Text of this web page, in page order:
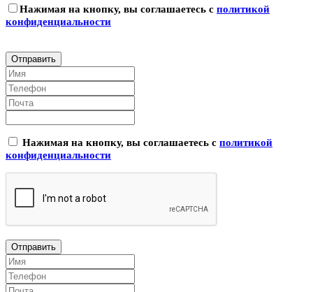
Нажимая на кнопку, вы соглашаетесь с политикой
конфиденциальности
Нажимая на кнопку, вы соглашаетесь с политикой
конфиденциальности